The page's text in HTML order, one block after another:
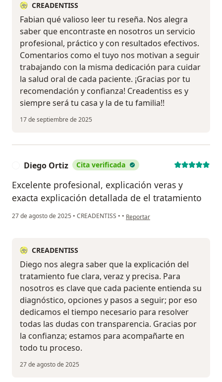
CREADENTISS
Fabian qué valioso leer tu reseña. Nos alegra
saber que encontraste en nosotros un servicio
profesional, práctico y con resultados efectivos.
Comentarios como el tuyo nos motivan a seguir
trabajando con la misma dedicación para cuidar
la salud oral de cada paciente. ¡Gracias por tu
recomendación y confianza! Creadentiss es y
siempre será tu casa y la de tu familia!!
17 de septiembre de 2025
Diego Ortiz Cita verificada
Excelente profesional, explicación veras y
exacta explicación detallada de el tratamiento
27 de agosto de 2025 • CREADENTISS • • en opinión del usuario Diego Ortiz
Reportar
CREADENTISS
Diego nos alegra saber que la explicación del
tratamiento fue clara, veraz y precisa. Para
nosotros es clave que cada paciente entienda su
diagnóstico, opciones y pasos a seguir; por eso
dedicamos el tiempo necesario para resolver
todas las dudas con transparencia. Gracias por
la confianza; estamos para acompañarte en
todo tu proceso.
27 de agosto de 2025